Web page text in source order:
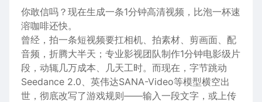
你敢信吗？现在生成一条1分钟高清视频，比泡一杯速
溶咖啡还快。
曾经，拍一条短视频要扛相机、拍素材、剪画面、配
音频，折腾大半天；专业影视团队制作1分钟电影级片
段，动辄几万成本、几天工时。而现在，字节跳动
Seedance 2.0、英伟达SANA-Video等模型横空出
世，彻底改写了游戏规则——输入一段文字，或上传